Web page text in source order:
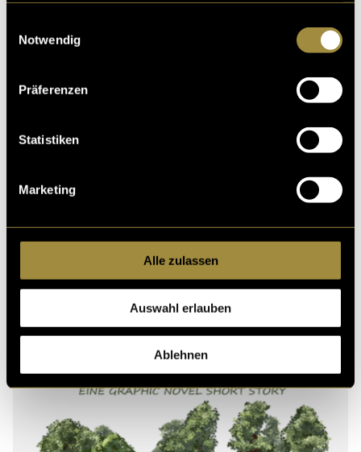
Notwendig
Präferenzen
Statistiken
Marketing
Alle zulassen
Auswahl erlauben
Ablehnen